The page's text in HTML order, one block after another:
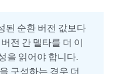
된 순환 버전 값보다
전 간 델타를 더 이
을 읽어야 합니다.
구성하는 경우 더